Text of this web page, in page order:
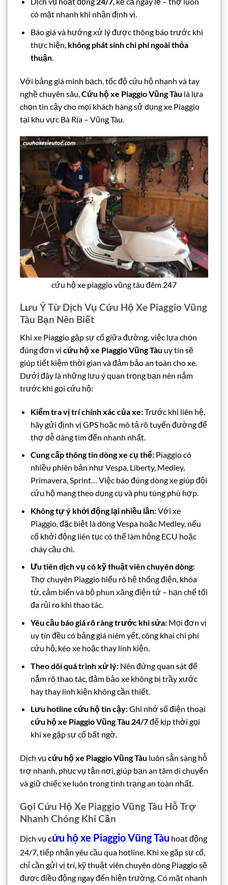
có mặt nhanh khi nhận định vị.
Báo giá và hướng xử lý được thông báo trước khi
thực hiện, không phát sinh chi phí ngoài thỏa
thuận.
Với bảng giá minh bạch, tốc độ cứu hộ nhanh và tay
nghề chuyên sâu, Cứu hộ xe Piaggio Vũng Tàu là lựa
chọn tin cậy cho mọi khách hàng sử dụng xe Piaggio
tại khu vực Bà Rịa – Vũng Tàu.
cứu hộ xe piaggio vũng tàu đêm 247
Lưu Ý Từ Dịch Vụ Cứu Hộ Xe Piaggio Vũng
Tàu Bạn Nên Biết
Khi xe Piaggio gặp sự cố giữa đường, việc lựa chọn
đúng đơn vị cứu hộ xe Piaggio Vũng Tàu uy tín sẽ
giúp tiết kiệm thời gian và đảm bảo an toàn cho xe.
Dưới đây là những lưu ý quan trọng bạn nên nắm
trước khi gọi cứu hộ:
Kiểm tra vị trí chính xác của xe:Trước khi liên hệ,
hãy gửi định vị GPS hoặc mô tả rõ tuyến đường để
thợ dễ dàng tìm đến nhanh nhất.
Cung cấp thông tin dòng xe cụ thể:Piaggio có
nhiều phiên bản như Vespa, Liberty, Medley,
Primavera, Sprint… Việc báo đúng dòng xe giúp đội
cứu hộ mang theo dụng cụ và phụ tùng phù hợp.
Không tự ý khởi động lại nhiều lần:Với xe
Piaggio, đặc biệt là dòng Vespa hoặc Medley, nếu
cố khởi động liên tục có thể làm hỏng ECU hoặc
cháy cầu chì.
Ưu tiên dịch vụ có kỹ thuật viên chuyên dòng:
Thợ chuyên Piaggio hiểu rõ hệ thống điện, khóa
từ, cảm biến và bộ phun xăng điện tử – hạn chế tối
đa rủi ro khi thao tác.
Yêu cầu báo giá rõ ràng trước khi sửa:Mọi đơn vị
uy tín đều có bảng giá niêm yết, công khai chi phí
cứu hộ, kéo xe hoặc thay linh kiện.
Theo dõi quá trình xử lý:Nên đứng quan sát để
nắm rõ thao tác, đảm bảo xe không bị trầy xước
hay thay linh kiện không cần thiết.
Lưu hotline cứu hộ tin cậy:Ghi nhớ số điện thoại
cứu hộ xe Piaggio Vũng Tàu 24/7để kịp thời gọi
khi xe gặp sự cố bất ngờ.
Dịch vụ cứu hộ xe Piaggio Vũng Tàu luôn sẵn sàng hỗ
trợ nhanh, phục vụ tận nơi, giúp bạn an tâm di chuyển
và giữ chiếc xe luôn trong tình trạng an toàn nhất.
Gọi Cứu Hộ Xe Piaggio Vũng Tàu Hỗ Trợ
Nhanh Chóng Khi Cần
Dịch vụ cứu hộ xe Piaggio Vũng Tàu hoạt động
24/7, tiếp nhận yêu cầu qua hotline. Khi xe gặp sự cố,
chỉ cần gửi vị trí, kỹ thuật viên chuyên dòng Piaggio sẽ
được điều động ngay đến hiện trường. Có mặt nhanh